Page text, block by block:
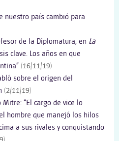
nuestro país cambió para
de la Diplomatura, en La
clave. Los años en que
(16/11/19)
sobre el origen del
(2/11/19)
Mitre: “El cargo de vice lo
hombre que manejó los hilos
a sus rivales y conquistando